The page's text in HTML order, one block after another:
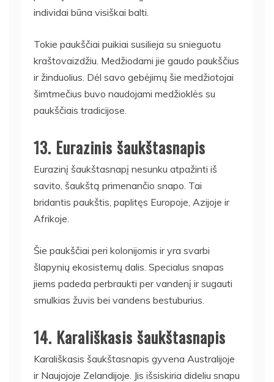
individai būna visiškai balti.
Tokie paukščiai puikiai susilieja su snieguotu
kraštovaizdžiu. Medžiodami jie gaudo paukščius
ir žinduolius. Dėl savo gebėjimų šie medžiotojai
šimtmečius buvo naudojami medžioklės su
paukščiais tradicijose.
13. Eurazinis šaukštasnapis
Eurazinį šaukštasnapį nesunku atpažinti iš
savito, šaukštą primenančio snapo. Tai
bridantis paukštis, paplitęs Europoje, Azijoje ir
Afrikoje.
Šie paukščiai peri kolonijomis ir yra svarbi
šlapynių ekosistemų dalis. Specialus snapas
jiems padeda perbraukti per vandenį ir sugauti
smulkias žuvis bei vandens bestuburius.
14. Karališkasis šaukštasnapis
Karališkasis šaukštasnapis gyvena Australijoje
ir Naujojoje Zelandijoje. Jis išsiskiria dideliu snapu